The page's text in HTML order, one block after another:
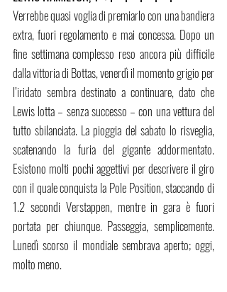
Verrebbe quasi voglia di premiarlo con una bandiera
extra, fuori regolamento e mai concessa. Dopo un
fine settimana complesso reso ancora più difficile
dalla vittoria di Bottas, venerdì il momento grigio per
l’iridato sembra destinato a continuare, dato che
Lewis lotta – senza successo – con una vettura del
tutto sbilanciata. La pioggia del sabato lo risveglia,
scatenando la furia del gigante addormentato.
Esistono molti pochi aggettivi per descrivere il giro
con il quale conquista la Pole Position, staccando di
1.2 secondi Verstappen, mentre in gara è fuori
portata per chiunque. Passeggia, semplicemente.
Lunedì scorso il mondiale sembrava aperto; oggi,
molto meno.